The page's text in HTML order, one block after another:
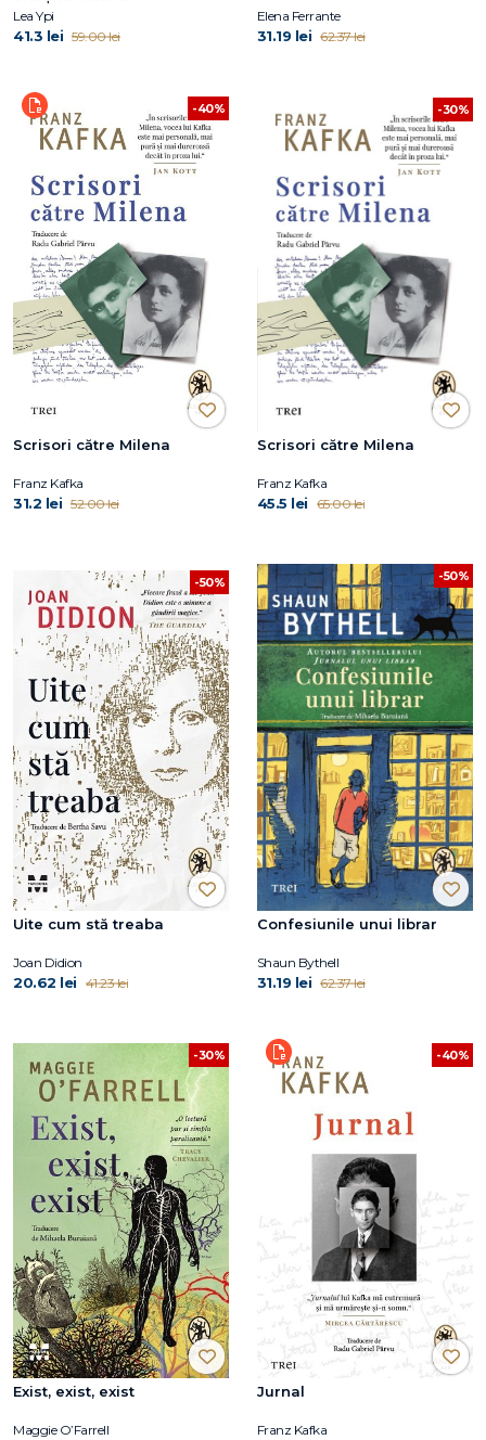
Lea Ypi
41.3 lei 59.00 lei
Elena Ferrante
31.19 lei 62.37 lei
-40%
Scrisori către Milena
Franz Kafka
31.2 lei 52.00 lei
-30%
Scrisori către Milena
Franz Kafka
45.5 lei 65.00 lei
-50%
Uite cum stă treaba
Joan Didion
20.62 lei 41.23 lei
-50%
Confesiunile unui librar
Shaun Bythell
31.19 lei 62.37 lei
-30%
Exist, exist, exist
Maggie O’Farrell
-40%
Jurnal
Franz Kafka